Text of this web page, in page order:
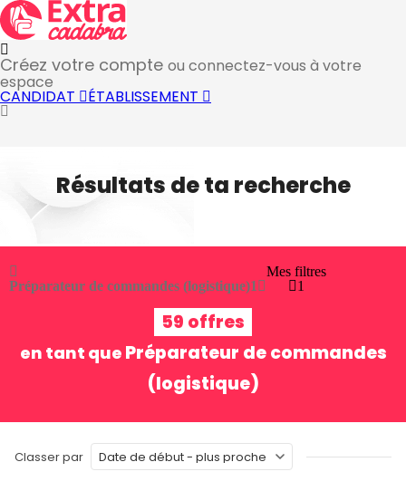
Créez votre compte ou connectez-vous à votre
espace
CANDIDAT ÉTABLISSEMENT
Résultats de ta recherche
Préparateur de commandes (logistique)1
Mes filtres
1
59 offres
en tant que Préparateur de commandes
(logistique)
Classer par